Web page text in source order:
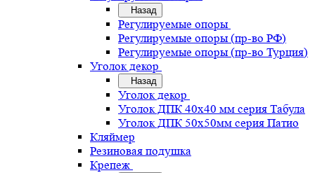
Назад
Регулируемые опоры
Регулируемые опоры (пр-во РФ)
Регулируемые опоры (пр-во Турция)
Уголок декор
Назад
Уголок декор
Уголок ДПК 40х40 мм серия Табула
Уголок ДПК 50х50мм серия Патио
Кляймер
Резиновая подушка
Крепеж